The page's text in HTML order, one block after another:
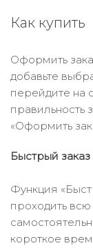
Как купить
Оформить
добавьте
перейдите на
правильность
«Оформить
Быстрый заказ
Функция
проходить
короткое